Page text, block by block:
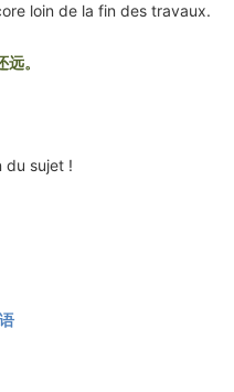
loin de la fin des travaux.
。
du sujet !